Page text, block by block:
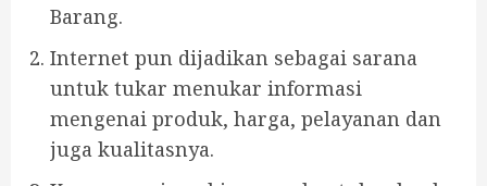
Barang.
Internet pun dijadikan sebagai sarana
untuk tukar menukar informasi
mengenai produk, harga, pelayanan dan
juga kualitasnya.